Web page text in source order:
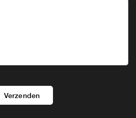
Verzenden